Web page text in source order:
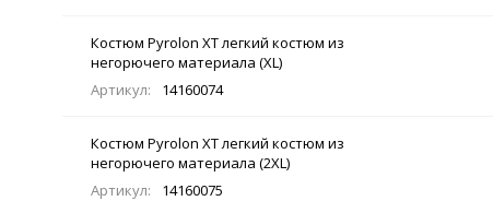
Костюм Pyrolon XT легкий костюм из
негорючего материала (XL)
Артикул:
14160074
Костюм Pyrolon XT легкий костюм из
негорючего материала (2XL)
Артикул:
14160075